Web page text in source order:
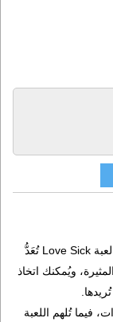
إذا كان الجواب نعم، فقد وجدت اللعبة المثالية لك! لعبة Love Sick تُعَدُّ
ويُمكنك اتخاذ
فيما تُلهم اللعبة